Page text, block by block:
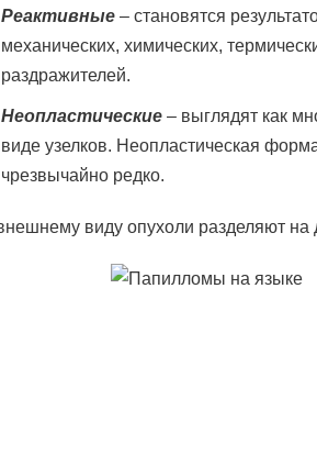
Реактивные – становятся
механических, химических,
раздражителей.
Неопластические – выглядят как
виде узелков. Неопластическая
чрезвычайно редко.
виду опухоли разделяют на